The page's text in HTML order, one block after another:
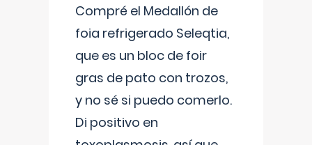
Compré el Medallón de
foia refrigerado Seleqtia,
que es un bloc de foir
gras de pato con trozos,
y no sé si puedo comerlo.
Di positivo en